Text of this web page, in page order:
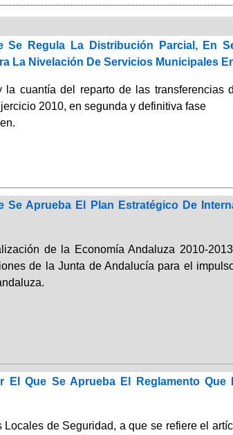
Se Regula La Distribución Parcial, En
La Nivelación De Servicios Municipales
la cuantía del reparto de las transferencias
2010, en segunda y definitiva fase
Se Aprueba El Plan Estratégico De
de la Economía Andaluza 2010-
de la Junta de Andalucía para el
El Que Se Aprueba El Reglamento
de Seguridad, a que se refiere el